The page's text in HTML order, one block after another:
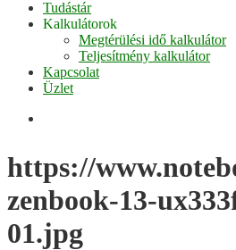
Tudástár
Kalkulátorok
Megtérülési idő kalkulátor
Teljesítmény kalkulátor
Kapcsolat
Üzlet
https://
zenbook-13-
01.jpg